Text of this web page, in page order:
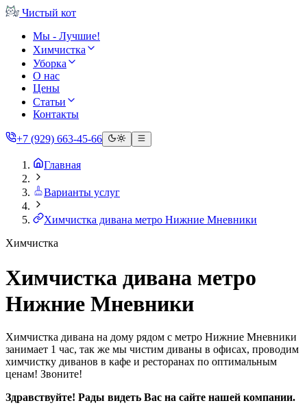
Чистый кот
Мы - Лучшие!
Химчистка
Уборка
О нас
Цены
Статьи
Контакты
+7 (929) 663-45-66
Главная
Варианты услуг
Химчистка дивана метро Нижние Мневники
Химчистка
Химчистка дивана метро
Нижние Мневники
Химчистка дивана на дому рядом с метро Нижние Мневники
занимает 1 час, так же мы чистим диваны в офисах, проводим
химчистку диванов в кафе и ресторанах по оптимальным
ценам! Звоните!
Здравствуйте! Рады видеть Вас на сайте нашей компании.